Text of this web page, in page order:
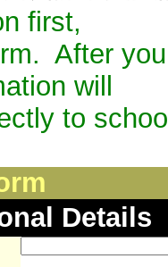
first,
After
will
to
Details